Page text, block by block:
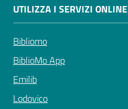
UTILIZZA I SERVIZI ONLINE
Bibliomo
BiblioMo App
Emilib
Lodovico